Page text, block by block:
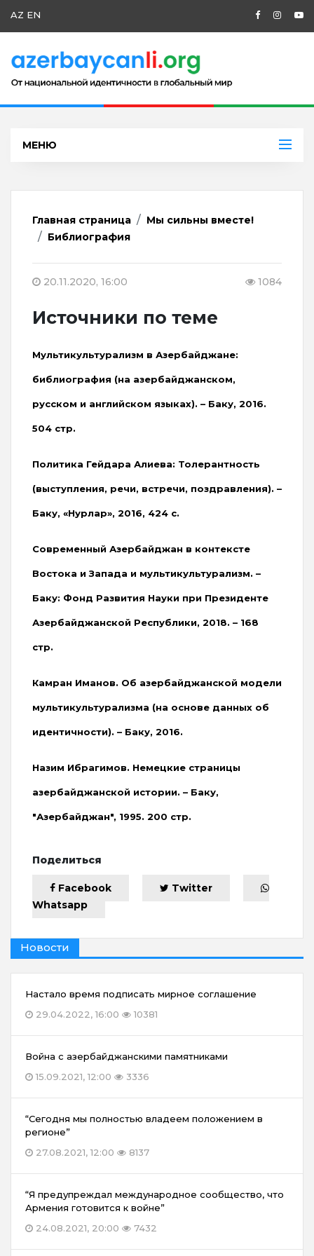
AZ EN
МЕНЮ
Главная страница
Мы сильны вместе!
Библиография
20.11.2020, 16:00 1084
Источники по теме
Мультикультурализм в Азербайджане:
библиография (на азербайджанском,
русском и английском языках). – Баку, 2016.
504 стр.
Политика Гейдара Алиева: Толерантность
(выступления, речи, встречи, поздравления). –
Баку, «Нурлар», 2016, 424 с.
Современный Азербайджан в контексте
Востока и Запада и мультикультурализм. –
Баку: Фонд Развития Науки при Президенте
Азербайджанской Республики, 2018. – 168
стр.
Камран Иманов. Об азербайджанской модели
мультикультурализма (на основе данных об
идентичности). – Баку, 2016.
Назим Ибрагимов. Немецкие страницы
азербайджанской истории. – Баку,
"Азербайджан", 1995. 200 стр.
Поделиться
Facebook
Twitter
Whatsapp
Новости
Настало время подписать мирное соглашение
29.04.2022, 16:00
10381
Война с азербайджанскими памятниками
15.09.2021, 12:00
3336
“Сегодня мы полностью владеем положением в
регионе”
27.08.2021, 12:00
8137
“Я предупреждал международное сообщество, что
Армения готовится к войне”
24.08.2021, 20:00
7432